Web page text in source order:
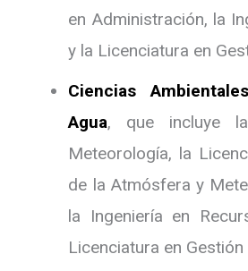
en Administración, la
y la Licenciatura en
Ciencias
Agua, que incluye
Meteorología, la
de la Atmósfera y
la Ingeniería en
Licenciatura en